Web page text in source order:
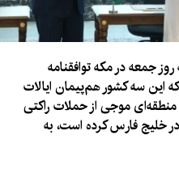
جمعه در مکه توافقنامه
این سه کشور هم‌پیمان ایالات
موجی از حملات راکتی
خلیج فارس کرده است، به